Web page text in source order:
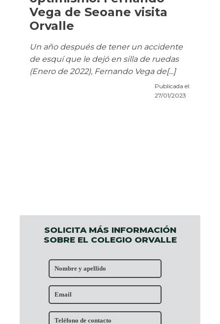
SOLICITA MÁS INFORMACIÓN
SOBRE EL COLEGIO ORVALLE
Vega de Seoane visita
Orvalle
Un año después de tener un accidente
de esquí que le dejó en silla de ruedas
(Enero de 2022), Fernando Vega de[...]
Publicada el:
27/01/2023